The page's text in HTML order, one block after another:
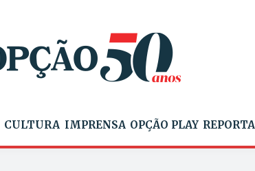
CULTURA IMPRENSA OPÇÃO PLAY